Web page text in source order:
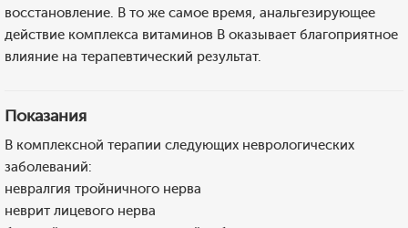
восстановление. В то же самое время, анальгезирующее
действие комплекса витаминов В оказывает благоприятное
влияние на терапевтический результат.
Показания
В комплексной терапии следующих неврологических
заболеваний:
невралгия тройничного нерва
неврит лицевого нерва